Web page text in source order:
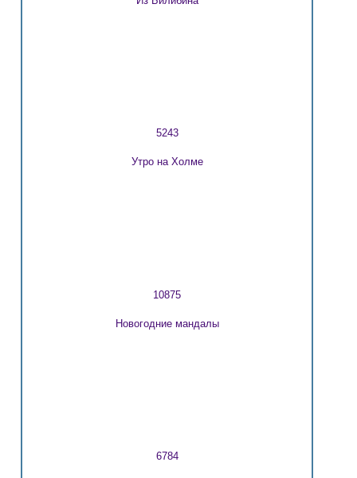
5243
Утро на Холме
10875
Новогодние мандалы
6784